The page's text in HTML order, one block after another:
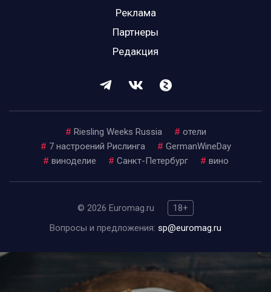
Реклама
Партнеры
Редакция
# Riesling Weeks Russia # отели
# 7 настроений Рислинга # GermanWineDay
# виноделие # Санкт-Петербург # вино
© 2026 Euromag.ru
18+
Вопросы и предложения: sp@euromag.ru